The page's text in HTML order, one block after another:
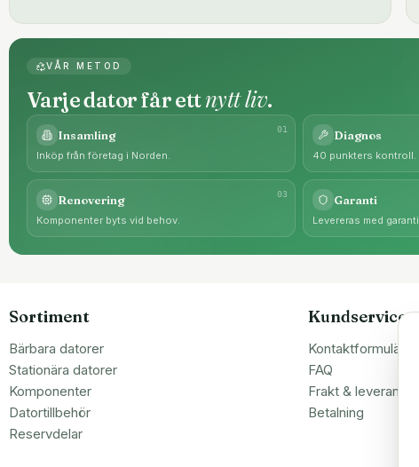
VÅR METOD
Varje dator får ettnytt liv.
01
Insamling
Inköp från företag i Norden.
Diagnos
40 punkters kontroll.
03
Renovering
Komponenter byts vid behov.
Garanti
Levereras med garanti.
Sortiment
Bärbara datorer
Stationära datorer
Komponenter
Datortillbehör
Reservdelar
Kundservice
Kontaktformulär
FAQ
Frakt & leverans
Betalning